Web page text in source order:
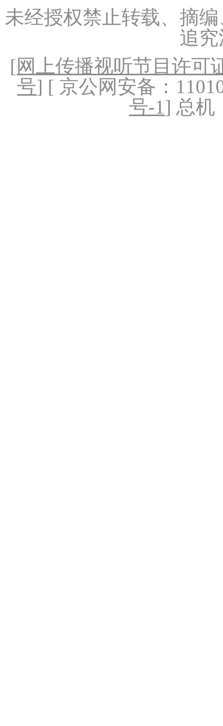
未经授权禁止转载、摘
追
[网上传播视听节目许可
号] [ 京公网安备：
号-1] 总机